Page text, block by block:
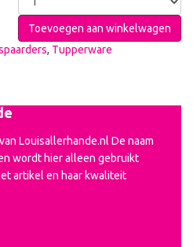
Toevoegen aan winkelwagen
, Tupperware
Louisallerhande.nl De naam
wordt hier alleen gebruikt
artikel en haar kwaliteit